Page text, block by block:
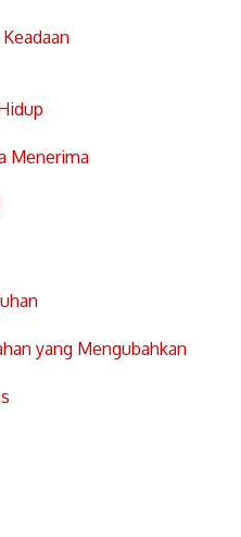
Menerima
yang Mengubahkan